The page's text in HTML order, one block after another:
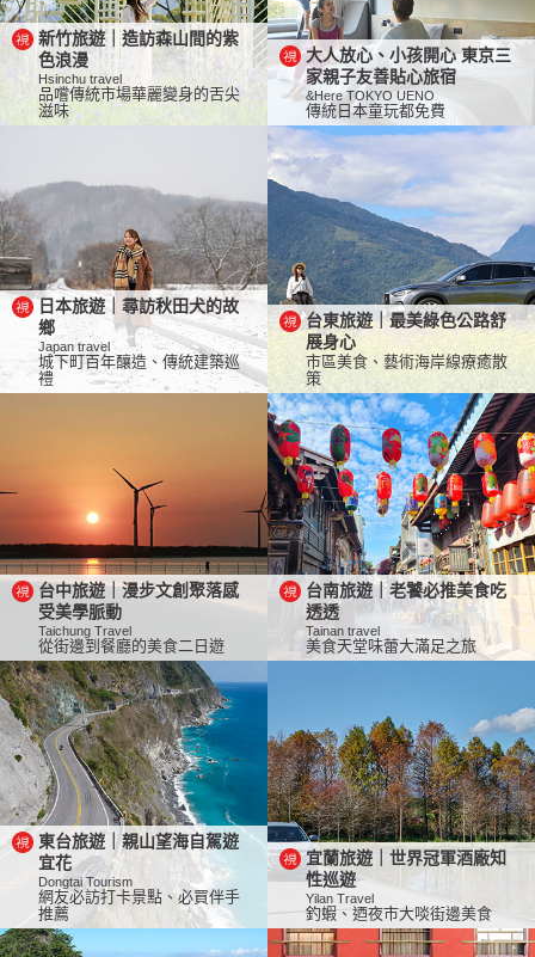
新竹旅遊｜造訪森山間的紫
色浪漫
Hsinchu travel
品嚐傳統市場華麗變身的舌尖
滋味
大人放心、小孩開心 東京三
家親子友善貼心旅宿
&Here TOKYO UENO
傳統日本童玩都免費
日本旅遊｜尋訪秋田犬的故
鄉
Japan travel
城下町百年釀造、傳統建築巡
禮
台東旅遊｜最美綠色公路舒
展身心
市區美食、藝術海岸線療癒散
策
台中旅遊｜漫步文創聚落感
受美學脈動
Taichung Travel
從街邊到餐廳的美食二日遊
台南旅遊｜老饕必推美食吃
透透
Tainan travel
美食天堂味蕾大滿足之旅
東台旅遊｜親山望海自駕遊
宜花
Dongtai Tourism
網友必訪打卡景點、必買伴手
推薦
宜蘭旅遊｜世界冠軍酒廠知
性巡遊
Yilan Travel
釣蝦、迺夜市大啖街邊美食